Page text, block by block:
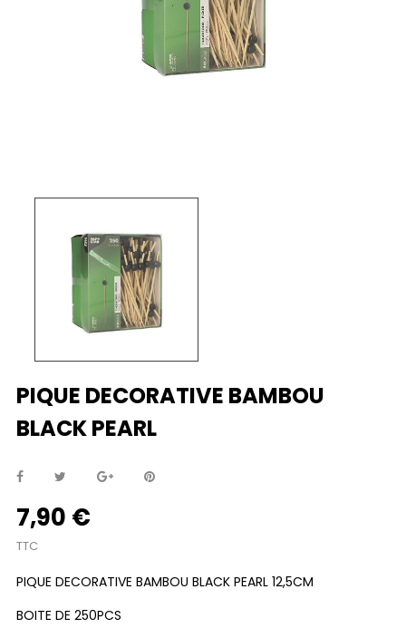
PIQUE DECORATIVE BAMBOU
BLACK PEARL
7,90 €
TTC
PIQUE DECORATIVE BAMBOU BLACK PEARL 12,5CM
BOITE DE 250PCS